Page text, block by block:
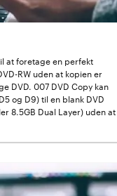
at foretage en perfekt
RW uden at kopien er
DVD. 007 DVD Copy kan
og D9) til en blank DVD
8.5GB Dual Layer) uden at